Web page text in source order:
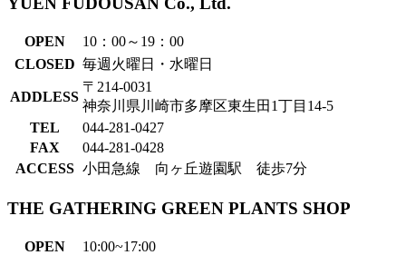
OPEN
10：00～19：00
CLOSED 毎週火曜日・水曜日
ADDLESS
〒214-0031
神奈川県川崎市多摩区東生田1丁目14-5
TEL
044-281-0427
FAX
044-281-0428
ACCESS 小田急線 向ヶ丘遊園駅 徒歩7分
THE GATHERING GREEN PLANTS SHOP
OPEN
10:00~17:00